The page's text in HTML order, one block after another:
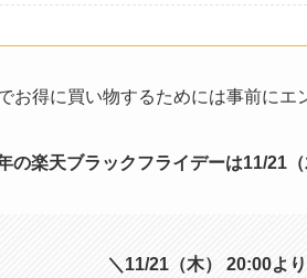
お得に買い物するためには事前にエ
の楽天ブラックフライデーは11/21
＼11/21（木） 20:00よ